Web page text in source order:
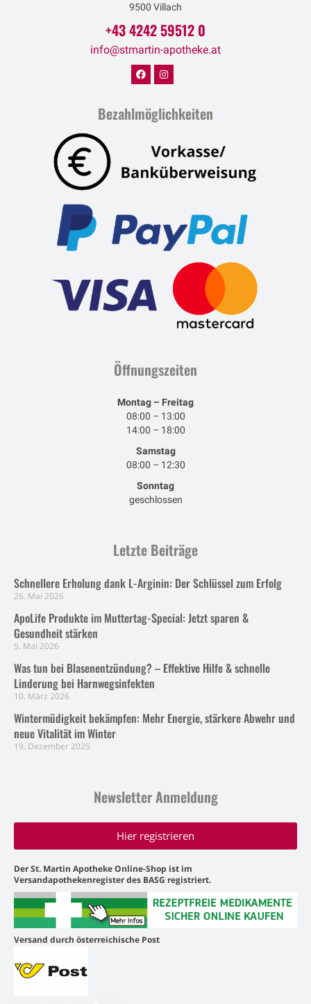
9500 Villach
+43 4242 59512 0
info@stmartin-apotheke.at
Bezahlmöglichkeiten
Öffnungszeiten
Montag – Freitag
08:00 – 13:00
14:00 – 18:00
Samstag
08:00 – 12:30
Sonntag
geschlossen
Letzte Beiträge
Schnellere Erholung dank L-Arginin: Der Schlüssel zum Erfolg
26. Mai 2026
ApoLife Produkte im Muttertag-Special: Jetzt sparen &
Gesundheit stärken
5. Mai 2026
Was tun bei Blasenentzündung? – Effektive Hilfe & schnelle
Linderung bei Harnwegsinfekten
10. März 2026
Wintermüdigkeit bekämpfen: Mehr Energie, stärkere Abwehr und
neue Vitalität im Winter
19. Dezember 2025
Newsletter Anmeldung
Hier registrieren
Der St. Martin Apotheke Online-Shop ist im
Versandapothekenregister des BASG registriert.
Versand durch österreichische Post